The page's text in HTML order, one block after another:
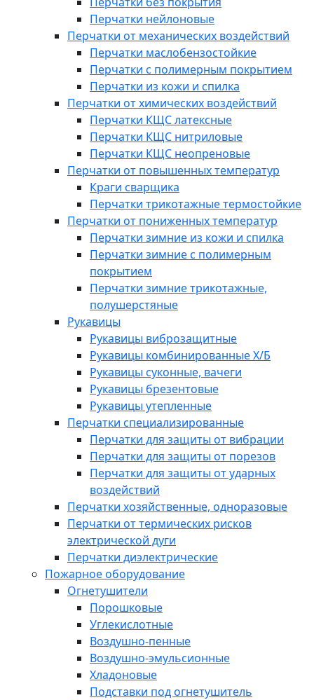
Перчатки нейлоновые
Перчатки от механических воздействий
Перчатки маслобензостойкие
Перчатки с полимерным покрытием
Перчатки из кожи и спилка
Перчатки от химических воздействий
Перчатки КЩС латексные
Перчатки КЩС нитриловые
Перчатки КЩС неопреновые
Перчатки от повышенных температур
Краги сварщика
Перчатки трикотажные термостойкие
Перчатки от пониженных температур
Перчатки зимние из кожи и спилка
Перчатки зимние с полимерным
покрытием
Перчатки зимние трикотажные,
полушерстяные
Рукавицы
Рукавицы виброзащитные
Рукавицы комбинированные Х/Б
Рукавицы суконные, вачеги
Рукавицы брезентовые
Рукавицы утепленные
Перчатки специализированные
Перчатки для защиты от вибрации
Перчатки для защиты от порезов
Перчатки для защиты от ударных
воздействий
Перчатки хозяйственные, одноразовые
Перчатки от термических рисков
электрической дуги
Перчатки диэлектрические
Пожарное оборудование
Огнетушители
Порошковые
Углекислотные
Воздушно-пенные
Воздушно-эмульсионные
Хладоновые
Подставки под огнетушитель